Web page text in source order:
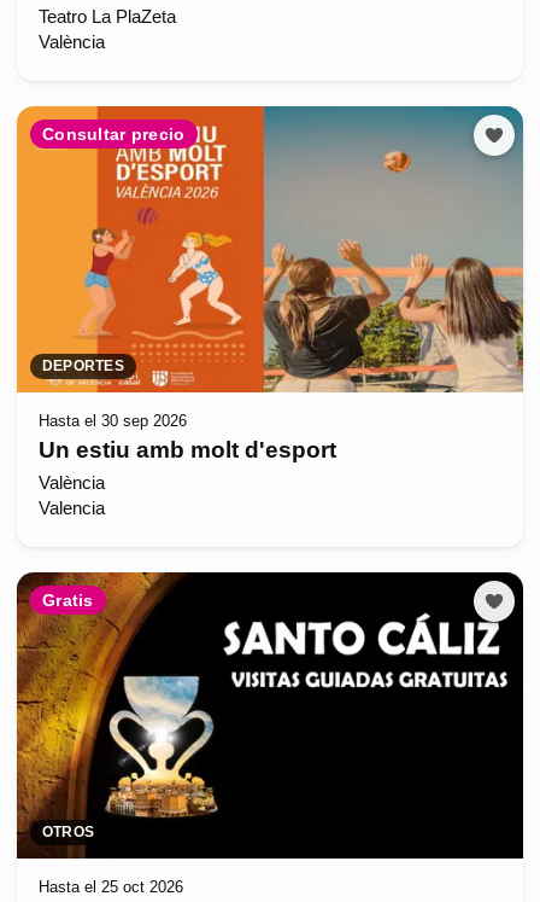
Teatro La PlaZeta
València
Consultar precio
DEPORTES
Hasta el 30 sep 2026
Un estiu amb molt d'esport
València
Valencia
Gratis
OTROS
Hasta el 25 oct 2026